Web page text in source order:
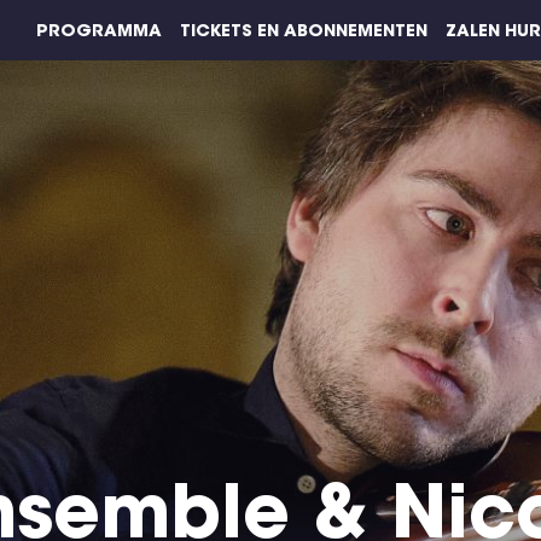
PROGRAMMA TICKETS EN ABONNEMENTEN ZALEN
&